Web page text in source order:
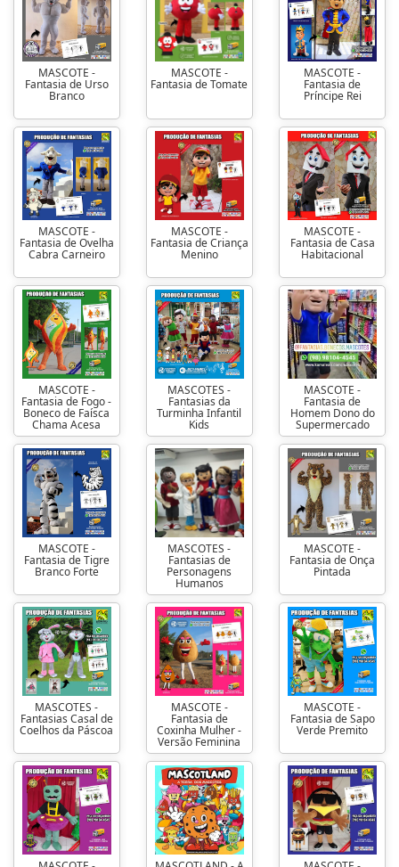
MASCOTE -
Fantasia de Urso
Branco
MASCOTE -
Fantasia de Tomate
MASCOTE -
Fantasia de
Príncipe Rei
MASCOTE -
Fantasia de Ovelha
Cabra Carneiro
MASCOTE -
Fantasia de Criança
Menino
MASCOTE -
Fantasia de Casa
Habitacional
MASCOTE -
Fantasia de Fogo -
Boneco de Faísca
Chama Acesa
MASCOTES -
Fantasias da
Turminha Infantil
Kids
MASCOTE -
Fantasia de
Homem Dono do
Supermercado
MASCOTE -
Fantasia de Tigre
Branco Forte
MASCOTES -
Fantasias de
Personagens
Humanos
MASCOTE -
Fantasia de Onça
Pintada
MASCOTES -
Fantasias Casal de
Coelhos da Páscoa
MASCOTE -
Fantasia de
Coxinha Mulher -
Versão Feminina
MASCOTE -
Fantasia de Sapo
Verde Premito